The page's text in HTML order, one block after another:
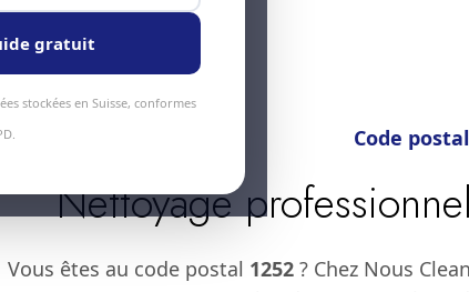
Code
Nettoyage
Vous êtes au code postal 1252 ? Chez Nous
gratuit
stockées en Suisse, conformes